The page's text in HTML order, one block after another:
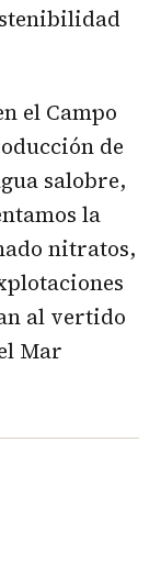
el Campo
de
salobre,
la
nitratos,
al vertido
Mar